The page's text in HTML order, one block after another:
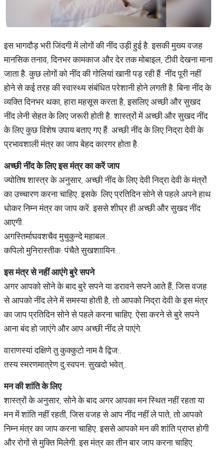
इस भागदौड़ भरी जिंदगी में लोगों की नींद उड़ी हुई है. इसकी मुख्य वजह
मानसिक तनाव, दिनभर कामकाज और देर तक मोबाइल, टीवी देखना माना
जाता है. कुछ लोगों को नींद की गोलियां खानी पड़ रही हैं. नींद पूरी नहीं
होने से कई तरह की स्वास्थ्य संबंधित परेशानी होने लगती है. बिना नींद के
व्यक्ति दिनभर थका, हारा महसूस करता है, इसलिए अच्छी और सुखद
नींद लेनी सेहत के लिए जरूरी होती है. शास्त्रों में अच्छी और सुखद नींद
के लिए कुछ विशेष उपाय बताए गए हैं. अच्छी नींद के लिए निद्रा देवी के
प्रभावशाली मंत्र का जाप बेहद कारगर होता है.
अच्छीनींदकेलिएइसमंत्रकाकरेंजाप
ज्योतिष शास्त्र के अनुसार, अच्छी नींद के लिए देवी निद्रा देवी के मंत्रों
का उच्चारण करना चाहिए. इसके लिए प्रतिदिन सोने से पहले अपने हाथ
धोकर निम्न मंत्र का जाप करें. इससे शीघ्र ही अच्छी और सुखद नींद
आएगी.
अगस्तिर्माघवशचैव मुचुकुन्दे महाबल:.
कपिलो मुनिरास्तीक: पंचैते सुखशाायिन:..
इसमंत्रसेनहींआएंगेबुरेसपने
अगर आपको सोने के बाद बुरे सपने या डरावने सपने आते हैं, जिस वजह
से आपको नींद लेने में समस्या होती है, तो आपको निद्रा देवी के इस मंत्र
का जाप प्रतिदिन सोने से पहले करना चाहिए. ऐसा करने से बुरे सपने
आना बंद हो जाएंगे और आप अच्छी नींद ले पाएंगे.
वाराणस्यां दक्षिणे तु कुक्कुटो नाम वै द्विज:.
तस्य स्मरणमात्रेण दु:स्वपन: सुखदो भवेत्..
मनकीशांतिकेलिए
शास्त्रों के अनुसार, सोने के बाद अगर आपका मन स्थित नहीं रहता या
मन में शांति नहीं रहती, जिस वजह से आप नींद नहीं ले पाते, तो आपको
निम्न मंत्र का जाप करना चाहिए. इससे आपको मन की शांति प्राप्त होगी
और रोगों से मुक्ति मिलेगी. इस मंत्र का तीन बार जाप करना चाहिए.